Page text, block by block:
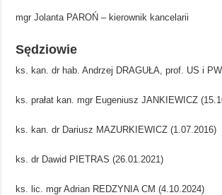
mgr Jolanta PAROŃ – kierownik kancelarii
Sędziowie
ks. kan. dr hab. Andrzej DRAGUŁA, prof. US i
ks. prałat kan. mgr Eugeniusz JANKIEWICZ
ks. kan. dr Dariusz MAZURKIEWICZ (1.07.2016)
ks. dr Dawid PIETRAS (26.01.2021)
ks. lic. mgr Adrian REDZYNIA CM (4.10.2024)